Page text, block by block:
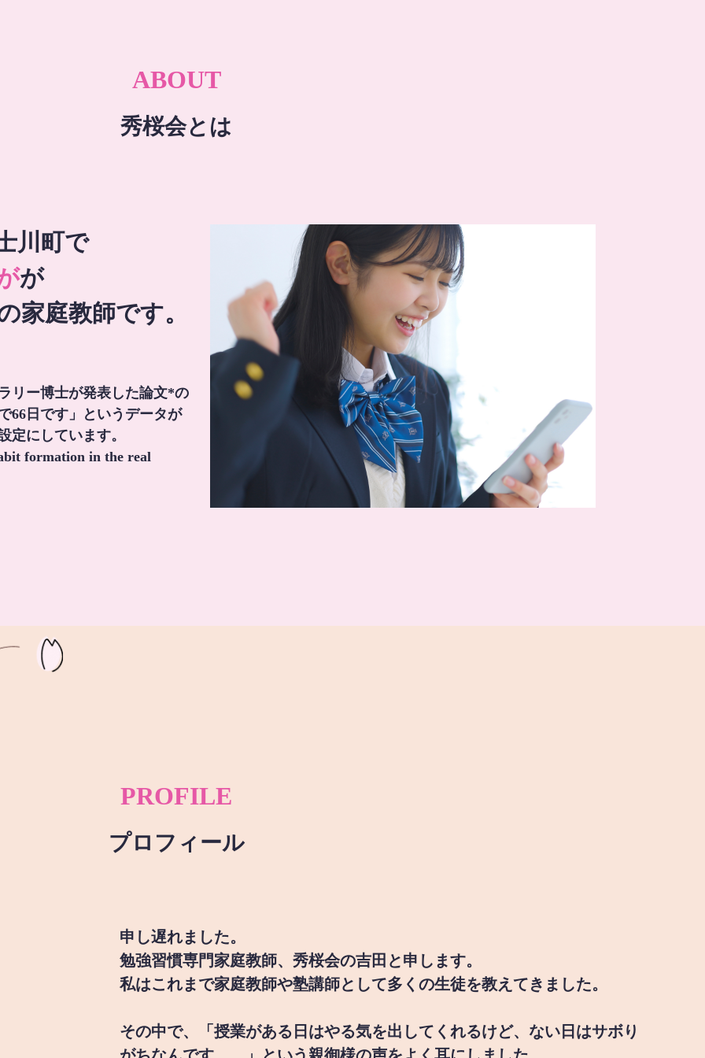
ABOUT
秀桜会とは
川町で
が
家庭教師です。
リー博士が発表した論文*の
66日です」というデータが
定にしています。
formation in the real
PROFILE
プロフィール
申し遅れました。
勉強習慣専門家庭教師、秀桜会の吉田と申します。
私はこれまで家庭教師や塾講師として多くの生徒を教えてきました。
その中で、「授業がある日はやる気を出してくれるけど、ない日はサボり